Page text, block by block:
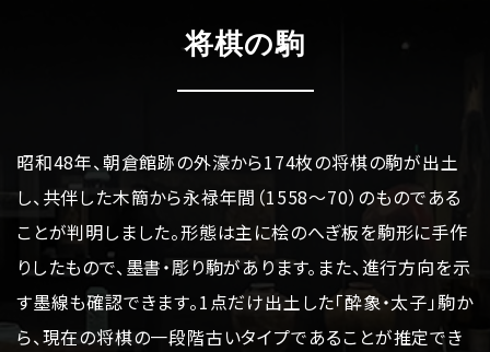
Applications
イベント
デジタルアーカイブ
その他のご案内
将棋の駒
昭和48年、朝倉館跡の外濠から174枚の将棋の駒が出土
し、共伴した木簡から永禄年間（1558～70）のものである
ことが判明しました。形態は主に桧のへぎ板を駒形に手作
りしたもので、墨書・彫り駒があります。また、進行方向を示
す墨線も確認できます。1点だけ出土した「酔象・太子」駒か
ら、現在の将棋の一段階古いタイプであることが推定でき